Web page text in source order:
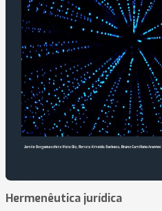
Hermenêutica jurídica